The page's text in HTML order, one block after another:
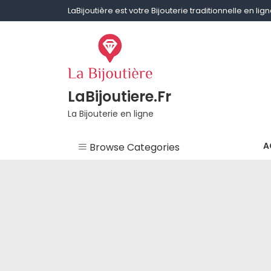
to
LaBijoutière est votre Bijouterie traditionnelle en
LaBijoutiere.Fr
La Bijouterie en ligne
Browse Categories